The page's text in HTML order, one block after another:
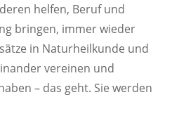
helfen, Beruf und
bringen, immer wieder
in Naturheilkunde und
vereinen und
– das geht. Sie werden